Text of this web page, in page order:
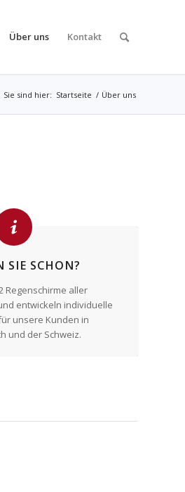
Über uns Kontakt
Sie sind hier: Startseite / Über uns
SIE SCHON?
Regenschirme aller
entwickeln individuelle
unsere Kunden in
und der Schweiz.